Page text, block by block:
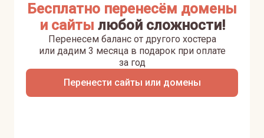
Бесплатно перенесём домены
и сайты любой сложности!
Перенести сайты или домены
Перенесем баланс от другого хостера
или дадим 3 месяца в подарок при оплате
за год